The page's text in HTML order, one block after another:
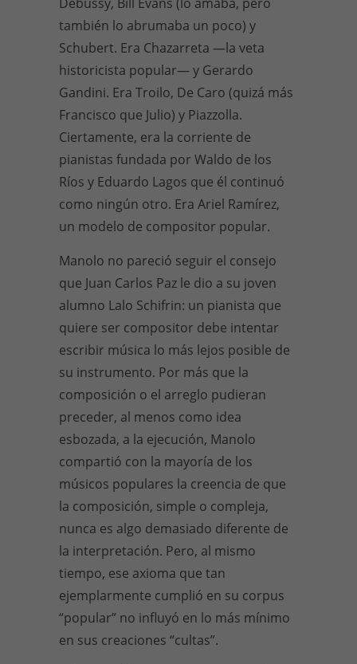
también lo abrumaba un poco) y
Schubert. Era Chazarreta —la veta
historicista popular— y Gerardo
Gandini. Era Troilo, De Caro (quizá más
Francisco que Julio) y Piazzolla.
Ciertamente, era la corriente de
pianistas fundada por Waldo de los
Ríos y Eduardo Lagos que él continuó
como ningún otro. Era Ariel Ramírez,
un modelo de compositor popular.
Manolo no pareció seguir el consejo
que Juan Carlos Paz le dio a su joven
alumno Lalo Schifrin: un pianista que
quiere ser compositor debe intentar
escribir música lo más lejos posible de
su instrumento. Por más que la
composición o el arreglo pudieran
preceder, al menos como idea
esbozada, a la ejecución, Manolo
compartió con la mayoría de los
músicos populares la creencia de que
la composición, simple o compleja,
nunca es algo demasiado diferente de
la interpretación. Pero, al mismo
tiempo, ese axioma que tan
ejemplarmente cumplió en su corpus
“popular” no influyó en lo más mínimo
en sus creaciones “cultas”.